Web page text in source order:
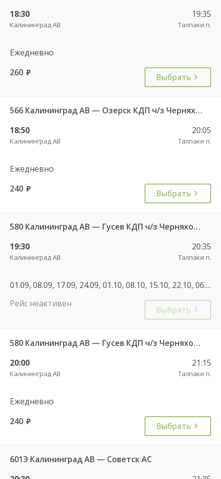
18:30
Калининград АВ
19:35
Талпаки п.
Ежедневно
260 руб. Выбрать
566 Калининград АВ — Озерск КДП ч/з Черняховск АС
18:50
Калининград АВ
20:05
Талпаки п.
Ежедневно
240 руб. Выбрать
580 Калининград АВ — Гусев КДП ч/з Черняховск АС
19:30
Калининград АВ
20:35
Талпаки п.
01.09, 08.09, 17.09, 24.09, 01.10, 08.10, 15.10, 22.10, 06.11, 02.01, 08.01, 22.02, 07.03, 13.03, 14.03, 21.07, 28.07, 18.08, 25.08, 01.09, 02.11, 04.11, 28.12, 29.12, 08.01, 21.09
Рейс неактивен
Выбрать
580 Калининград АВ — Гусев КДП ч/з Черняховск АС
20:00
Калининград АВ
21:15
Талпаки п.
Ежедневно
240 руб. Выбрать
601Э Калининград АВ — Советск АС